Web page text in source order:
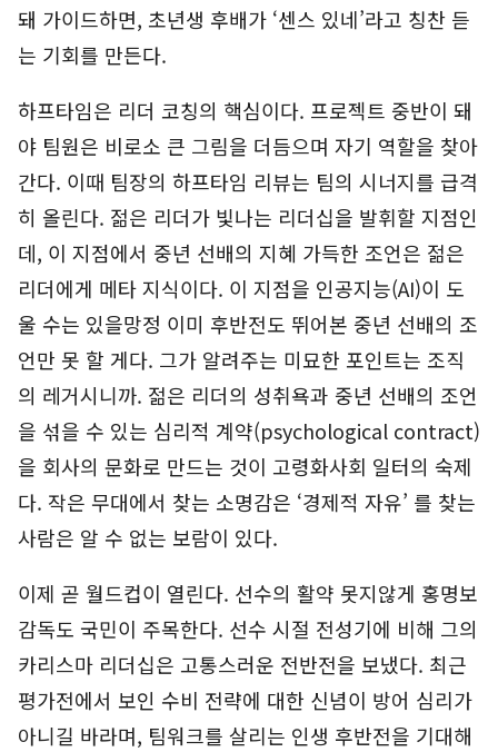
돼 가이드하면, 초년생 후배가 ‘센스 있네’라고 칭찬 듣
는 기회를 만든다.
하프타임은 리더 코칭의 핵심이다. 프로젝트 중반이 돼
야 팀원은 비로소 큰 그림을 더듬으며 자기 역할을 찾아
간다. 이때 팀장의 하프타임 리뷰는 팀의 시너지를 급격
히 올린다. 젊은 리더가 빛나는 리더십을 발휘할 지점인
데, 이 지점에서 중년 선배의 지혜 가득한 조언은 젊은
리더에게 메타 지식이다. 이 지점을 인공지능(AI)이 도
울 수는 있을망정 이미 후반전도 뛰어본 중년 선배의 조
언만 못 할 게다. 그가 알려주는 미묘한 포인트는 조직
의 레거시니까. 젊은 리더의 성취욕과 중년 선배의 조언
을 섞을 수 있는 심리적 계약(psychological contract)
을 회사의 문화로 만드는 것이 고령화사회 일터의 숙제
다. 작은 무대에서 찾는 소명감은 ‘경제적 자유’ 를 찾는
사람은 알 수 없는 보람이 있다.
이제 곧 월드컵이 열린다. 선수의 활약 못지않게 홍명보
감독도 국민이 주목한다. 선수 시절 전성기에 비해 그의
카리스마 리더십은 고통스러운 전반전을 보냈다. 최근
평가전에서 보인 수비 전략에 대한 신념이 방어 심리가
아니길 바라며, 팀워크를 살리는 인생 후반전을 기대해